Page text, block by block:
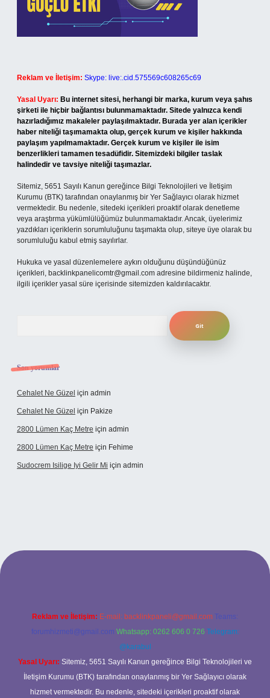
Reklam ve İletişim: Skype: live:.cid.575569c608265c69
Yasal Uyarı: Bu internet sitesi, herhangi bir marka, kurum veya şahıs
şirketi ile hiçbir bağlantısı bulunmamaktadır. Sitede yalnızca kendi
hazırladığımız makaleler paylaşılmaktadır. Burada yer alan içerikler
haber niteliği taşımamakta olup, gerçek kurum ve kişiler hakkında
paylaşım yapılmamaktadır. Gerçek kurum ve kişiler ile isim
benzerlikleri tamamen tesadüfidir. Sitemizdeki bilgiler taslak
halindedir ve tavsiye niteliği taşımazlar.
Sitemiz, 5651 Sayılı Kanun gereğince Bilgi Teknolojileri ve İletişim
Kurumu (BTK) tarafından onaylanmış bir Yer Sağlayıcı olarak hizmet
vermektedir. Bu nedenle, sitedeki içerikleri proaktif olarak denetleme
veya araştırma yükümlülüğümüz bulunmamaktadır. Ancak, üyelerimiz
yazdıkları içeriklerin sorumluluğunu taşımakta olup, siteye üye olarak bu
sorumluluğu kabul etmiş sayılırlar.
Hukuka ve yasal düzenlemelere aykırı olduğunu düşündüğünüz
içerikleri, backlinkpanelicomtr@gmail.com adresine bildirmeniz halinde,
ilgili içerikler yasal süre içerisinde sitemizden kaldırılacaktır.
Son yorumlar
Cehalet Ne Güzel için admin
Cehalet Ne Güzel için Pakize
2800 Lümen Kaç Metre için admin
2800 Lümen Kaç Metre için Fehime
Sudocrem Isilige Iyi Gelir Mi için admin
opera bet giriş
Reklam ve İletişim: E-mail: backlinkpaneli@gmail.com Teams:
forumhizmeti@gmail.com Whatsapp: 0262 606 0 726 Telegram:
@karabul
Yasal Uyarı: Sitemiz, 5651 Sayılı Kanun gereğince Bilgi Teknolojileri ve
İletişim Kurumu (BTK) tarafından onaylanmış bir Yer Sağlayıcı olarak
hizmet vermektedir. Bu nedenle, sitedeki içerikleri proaktif olarak